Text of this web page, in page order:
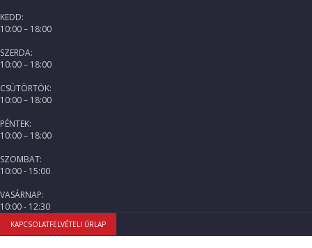
KEDD:
10:00 – 18:00
SZERDA:
10:00 – 18:00
CSÜTÖRTÖK:
10:00 – 18:00
PÉNTEK:
10:00 – 18:00
SZOMBAT:
10:00 - 15:00
VASÁRNAP:
10:00 - 12:30
KAPCSOLATFELVÉTELI ŰRLAP